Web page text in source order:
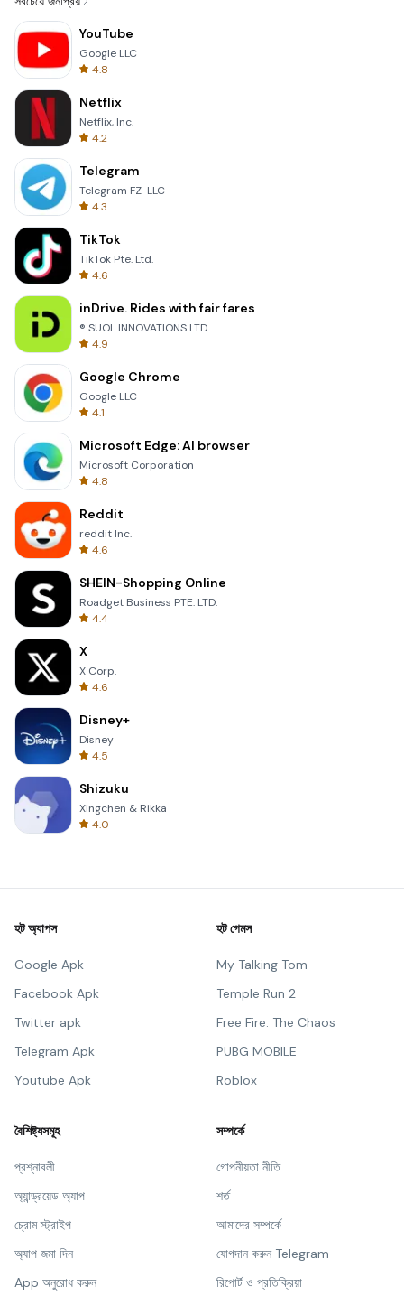
YouTube
Google LLC
4.8
Netflix
Netflix, Inc.
4.2
Telegram
Telegram FZ-LLC
4.3
TikTok
TikTok Pte. Ltd.
4.6
inDrive. Rides with fair fares
® SUOL INNOVATIONS LTD
4.9
Google Chrome
Google LLC
4.1
Microsoft Edge: AI browser
Microsoft Corporation
4.8
Reddit
reddit Inc.
4.6
SHEIN-Shopping Online
Roadget Business PTE. LTD.
4.4
X
X Corp.
4.6
Disney+
Disney
4.5
Shizuku
Xingchen & Rikka
4.0
হট অ্যাপস
Google Apk
Facebook Apk
Twitter apk
Telegram Apk
Youtube Apk
হট গেমস
My Talking Tom
Temple Run 2
Free Fire: The Chaos
PUBG MOBILE
Roblox
বৈশিষ্ট্যসমূহ
প্রশ্নাবলী
অ্যান্ড্রয়েড অ্যাপ
চ্রোম স্ট্রাইপ
অ্যাপ জমা দিন
App অনুরোধ করুন
সম্পর্কে
গোপনীয়তা নীতি
শর্ত
আমাদের সম্পর্কে
যোগদান করুন Telegram
রিপোর্ট ও প্রতিক্রিয়া